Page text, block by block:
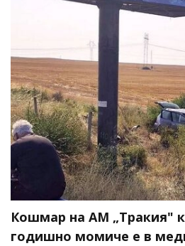
Кошмар на АМ „Тракия"
годишно момиче е в